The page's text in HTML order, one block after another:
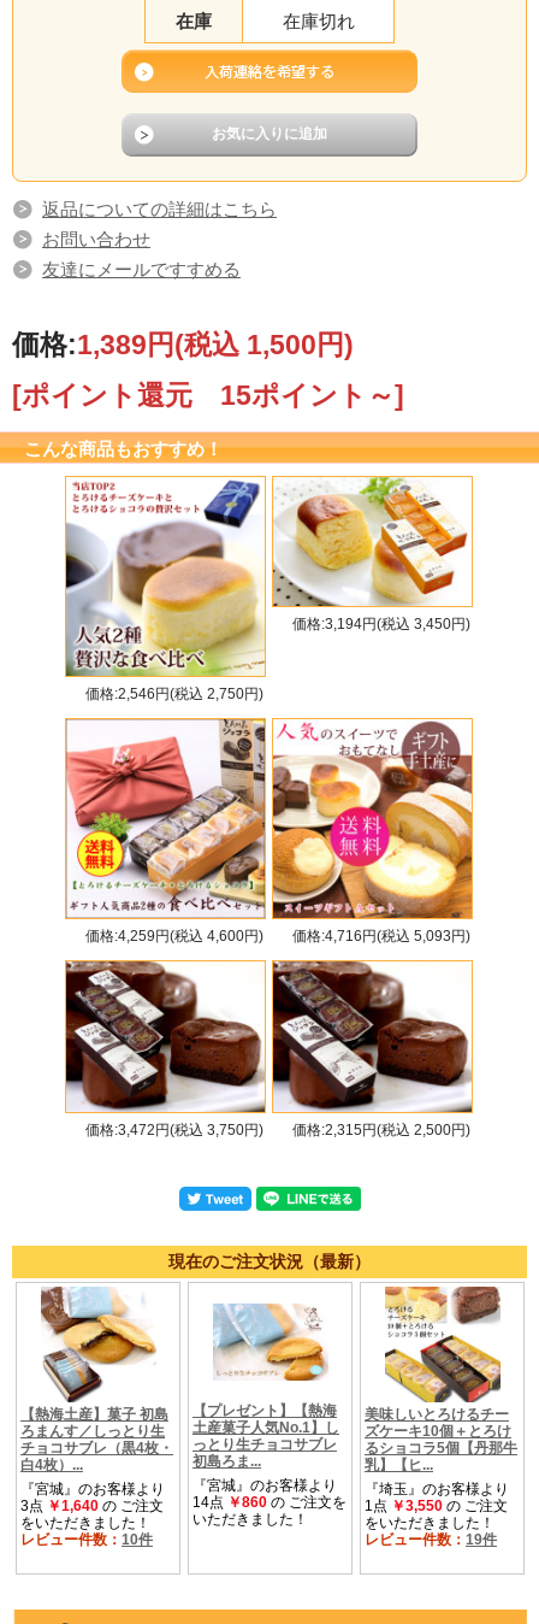
在庫 在庫切れ
返品についての詳細はこちら
お問い合わせ
友達にメールですすめる
価格:1,389円(税込 1,500円)
[ポイント還元 15ポイント～]
こんな商品もおすすめ！
価格:2,546円(税込 2,750円)
価格:3,194円(税込 3,450円)
価格:4,259円(税込 4,600円) 価格:4,716円(税込 5,093円)
価格:3,472円(税込 3,750円) 価格:2,315円(税込 2,500円)
現在のご注文状況（最新）